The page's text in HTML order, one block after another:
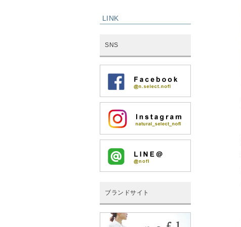
LINK
SNS
ブランドサイト